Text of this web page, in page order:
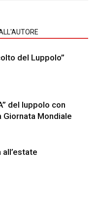
del Luppolo”
del luppolo con
Giornata Mondiale